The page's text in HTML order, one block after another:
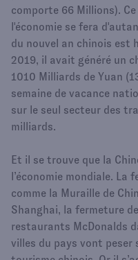
comporte 66 Millions).
l'économie se fera
du nouvel an chinois est
2019, il avait généré un
1010 Milliards de Yuan
semaine de vacance
sur le seul secteur des
milliards.
Et il se trouve que la
l’économie mondiale.
comme la Muraille de
Shanghai, la fermeture
restaurants McDonalds
villes du pays vont peser